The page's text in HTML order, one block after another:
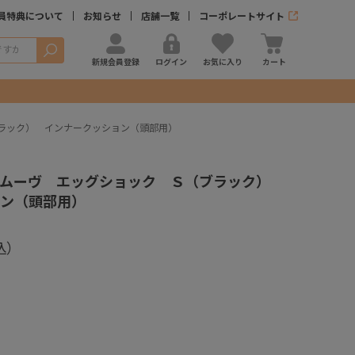
特典について お知らせ 店舗一覧 コーポレートサイト
検索
新規会員登録 ログイン お気に入り カート
ク） インナークッション（頭部用）
ムーヴ エッグショック Ｓ（ブラック）
（頭部用）